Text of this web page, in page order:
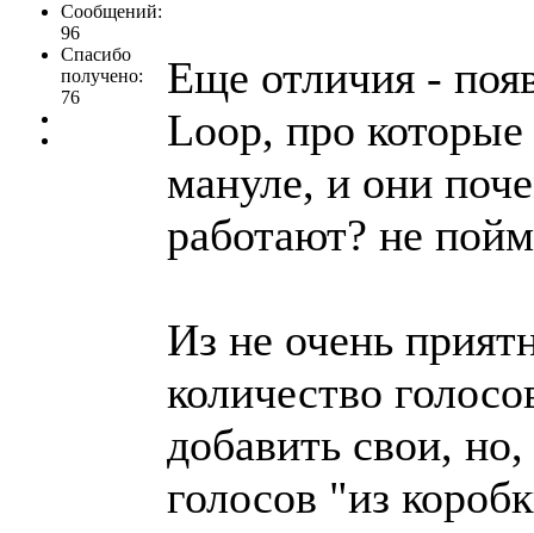
Сообщений:
96
Спасибо
получено:
76
Еще отличия -
Loop, про которые
мануле, и они
работают? не
Из не очень
количество
добавить свои,
голосов "из